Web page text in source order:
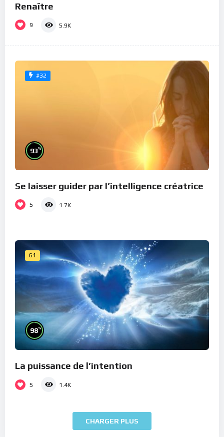
Renaître
9 5.9K
#32
93%
Se laisser guider par l’intelligence créatrice
5 1.7K
61
98%
La puissance de l’intention
5 1.4K
CHARGER PLUS